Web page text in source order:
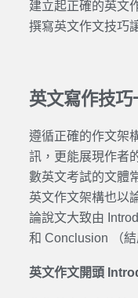
建立起正確的英文
撰寫英文作文技巧
英文寫作技
遵循正確的作文架
訊，更能展現作者
數英文考試的文體
英文作文架構也以
論說文大致由
和 Conclusion （
英文作文開頭